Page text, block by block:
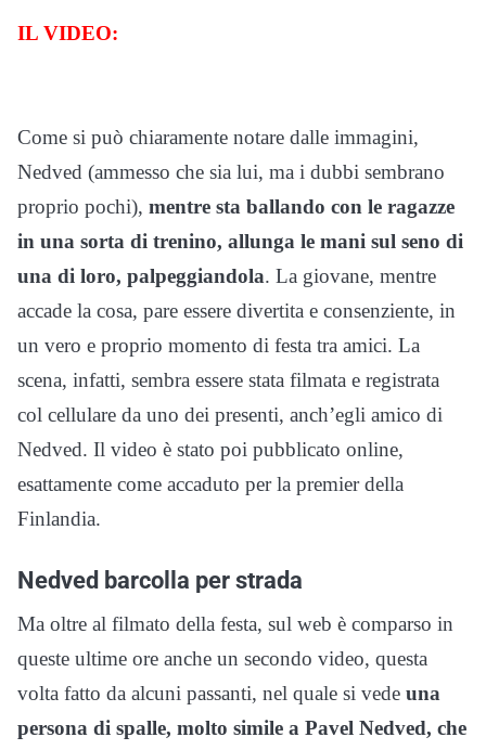
IL VIDEO:
Come si può chiaramente notare dalle immagini,
Nedved (ammesso che sia lui, ma i dubbi sembrano
proprio pochi), mentre sta ballando con le ragazze
in una sorta di trenino, allunga le mani sul seno di
una di loro, palpeggiandola. La giovane, mentre
accade la cosa, pare essere divertita e consenziente, in
un vero e proprio momento di festa tra amici. La
scena, infatti, sembra essere stata filmata e registrata
col cellulare da uno dei presenti, anch’egli amico di
Nedved. Il video è stato poi pubblicato online,
esattamente come accaduto per la premier della
Finlandia.
Nedved barcolla per strada
Ma oltre al filmato della festa, sul web è comparso in
queste ultime ore anche un secondo video, questa
volta fatto da alcuni passanti, nel quale si vede una
persona di spalle, molto simile a Pavel Nedved, che